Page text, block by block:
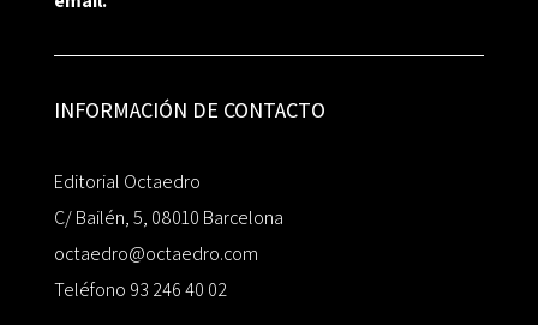
INFORMACIÓN DE CONTACTO
Editorial Octaedro
C/ Bailén, 5, 08010 Barcelona
octaedro@octaedro.com
Teléfono 93 246 40 02